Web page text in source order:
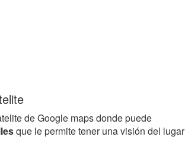
de Google maps donde puede
que le permite tener una visión del lugar